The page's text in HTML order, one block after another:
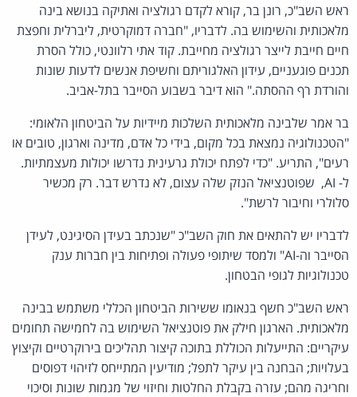
ראש השב"כ, רונן בר, קורא לקדם רגולציה ואתיקה בנושא בינה
מלאכותית והשימוש בה. לדבריו, "חברה דמוקרטית, ליברלית וחפצת
חיים חייבת לייצר רגולציה מחייבת. קוד אתי רלוונטי, כולל הסרת
תכנים פוגעניים, עידון האלגוריתם וחשיפת אנשים לדעות שונות
והורדת רף ההסתה." הוא דיבר בשבוע הסייבר בתל-אביב.
בר אמר שלבינה מלאכותית השלכות מיידיות על הביטחון הלאומי:
"הטכנולוגיה נמצאת בכל מקום, בידי כל אדם, מדינה וארגון, טובים או
רעים", התריע. "כדי לפתח יכולת גרעינית נדרשו יכולות מעצמתיות.
ל- AI, שפוטנציאל הנזק שלה עצום, לא נדרש דבר. רק מכשיר
סלולרי וחיבור לרשת".
לדבריו יש להתאים את חוק השב"כ "שנכתב בעידן הסיגינט, לעידן
הסייבר וה-AI" ולמסד שיתופי פעולה ופתיחות בין חברות ענק
טכנולוגיות לגופי הבטחון.
ראש השב"כ חשף בנאומו ששירות הביטחון הכללי משתמש בבינה
מלאכותית. הארגון חילק את פוטנציאל השימוש בה לחמישה תחומים
עיקריים: התייעלות הכוללת בתוכה קיצור תהליכים בירוקרטיים וקיצוץ
בעלויות; הבחנה בין עיקר לתפל; מודיעין המתייחס לזיהוי דפוסים
וחריגה מהם; עזרה בקבלת החלטות וחיזוי של מגמות שונות וסיכוי